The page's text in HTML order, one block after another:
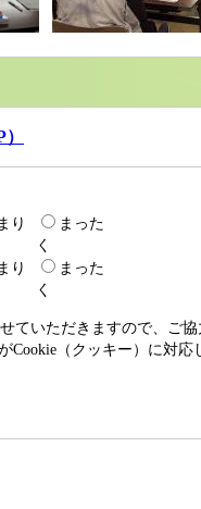
り
まった
く
り
まった
く
ていただきますので、ご協
（クッキー）に対